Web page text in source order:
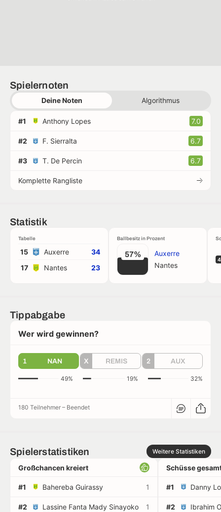
Spielernoten
Deine Noten Algorithmus
#1 Anthony Lopes 7.0
#2 F. Sierralta 6.7
#3 T. De Percin 6.7
Komplette Rangliste
Statistik
Tabelle
15 Auxerre
34
17
Nantes 23
Ballbesitz in Prozent
57%
Auxerre
Nantes
4
Tippabgabe
Wer wird gewinnen?
1 NAN X REMIS 2 AUX
49% 19% 32%
180 Teilnehmer – Beendet
Spielerstatistiken Weitere Statistiken
Großchancen kreiert
#1 Bahereba Guirassy 1
#2 Lassine Fanta Mady Sinayoko 1
Schüsse
#1 Danny
#2 Ibrahim